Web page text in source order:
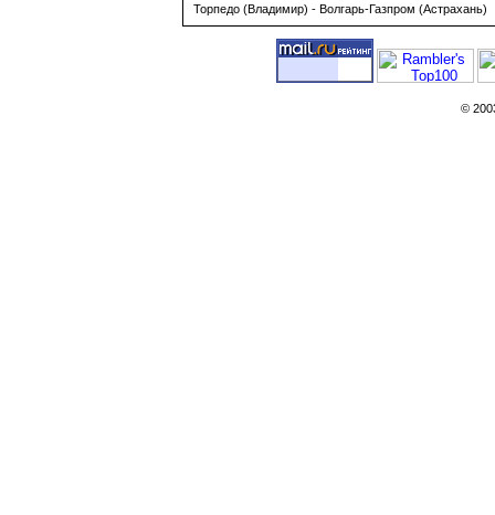
Торпедо (Владимир) - Волгарь-Газпром (Астрахань)
©